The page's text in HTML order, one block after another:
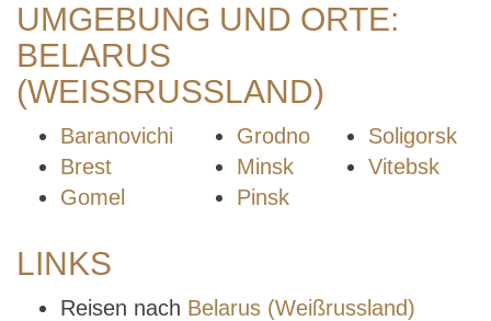
UMGEBUNG UND ORTE:
BELARUS
(WEISSRUSSLAND)
Baranovichi
Brest
Gomel
Grodno
Minsk
Pinsk
Soligorsk
Vitebsk
LINKS
Reisen nach Belarus (Weißrussland)